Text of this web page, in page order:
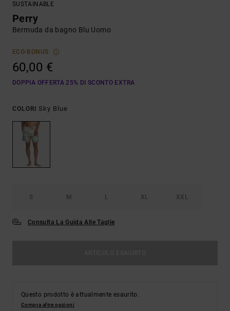
SUSTAINABLE
Perry
Bermuda da bagno Blu Uomo
ECO-BONUS
60,00 €
DOPPIA OFFERTA 25% DI SCONTO EXTRA
COLORI Sky Blue
S M L XL XXL
Consulta La Guida Alle Taglie
Questo prodotto è attualmente esaurito.
Compra altre opzioni